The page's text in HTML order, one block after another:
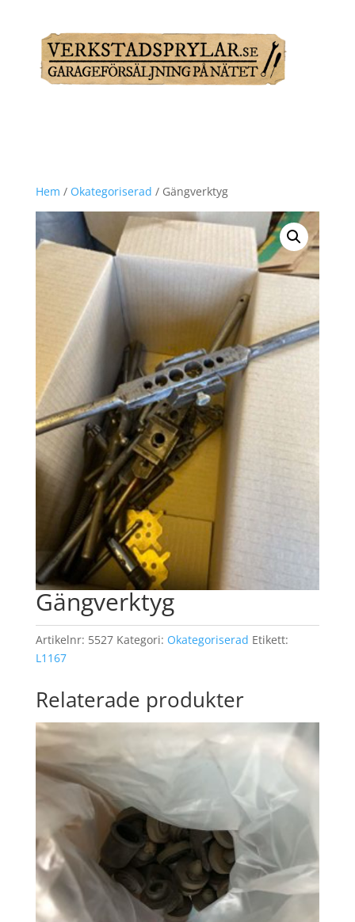
Hem / Okategoriserad / Gängverktyg
Gängverktyg
Artikelnr: 5527 Kategori: Okategoriserad Etikett:
L1167
Relaterade produkter